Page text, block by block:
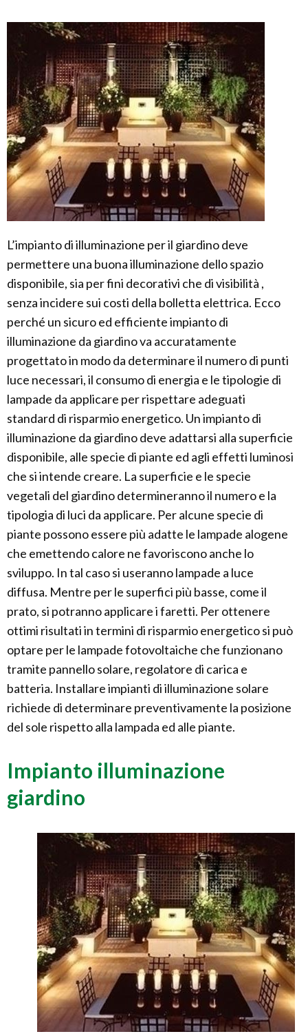
L’impianto di illuminazione per il giardino deve
permettere una buona illuminazione dello spazio
disponibile, sia per fini decorativi che di visibilità ,
senza incidere sui costi della bolletta elettrica. Ecco
perché un sicuro ed efficiente impianto di
illuminazione da giardino va accuratamente
progettato in modo da determinare il numero di punti
luce necessari, il consumo di energia e le tipologie di
lampade da applicare per rispettare adeguati
standard di risparmio energetico. Un impianto di
illuminazione da giardino deve adattarsi alla superficie
disponibile, alle specie di piante ed agli effetti luminosi
che si intende creare. La superficie e le specie
vegetali del giardino determineranno il numero e la
tipologia di luci da applicare. Per alcune specie di
piante possono essere più adatte le lampade alogene
che emettendo calore ne favoriscono anche lo
sviluppo. In tal caso si useranno lampade a luce
diffusa. Mentre per le superfici più basse, come il
prato, si potranno applicare i faretti. Per ottenere
ottimi risultati in termini di risparmio energetico si può
optare per le lampade fotovoltaiche che funzionano
tramite pannello solare, regolatore di carica e
batteria. Installare impianti di illuminazione solare
richiede di determinare preventivamente la posizione
del sole rispetto alla lampada ed alle piante.
Impianto illuminazione
giardino